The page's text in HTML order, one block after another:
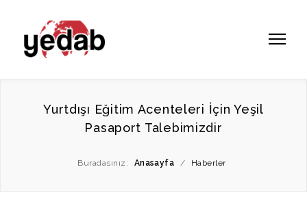
Yurtdışı Eğitim Acenteleri İçin Yeşil
Pasaport Talebimizdir
Buradasınız: Anasayfa / Haberler